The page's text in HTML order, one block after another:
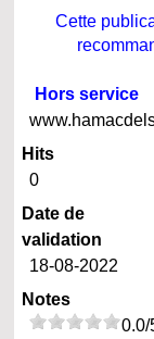
Cette
Hors service
Hits
0
Date de
validation
18-08-2022
Notes
0.0/